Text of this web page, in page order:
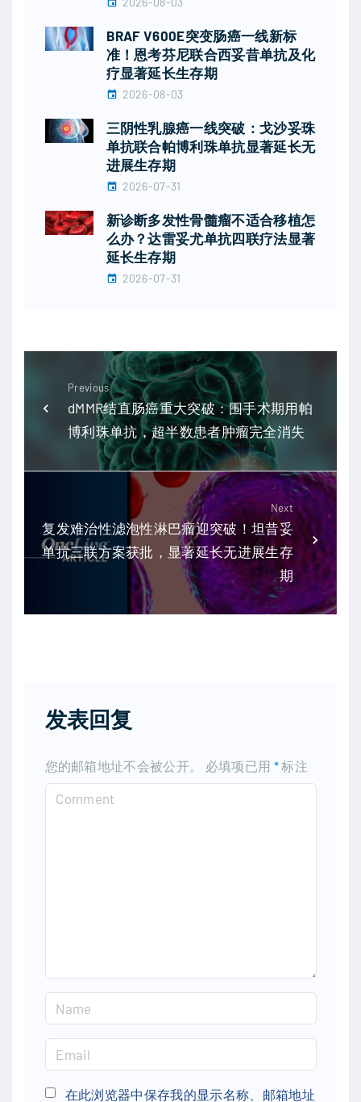
BRAF V600E突变肠癌一线新标
准！恩考芬尼联合西妥昔单抗及化
疗显著延长生存期
2026-08-03
三阴性乳腺癌一线突破：戈沙妥珠
单抗联合帕博利珠单抗显著延长无
进展生存期
2026-07-31
新诊断多发性骨髓瘤不适合移植怎
么办？达雷妥尤单抗四联疗法显著
延长生存期
2026-07-31
Previous
dMMR结直肠癌重大突破：围手术期用帕
博利珠单抗，超半数患者肿瘤完全消失
Next
复发难治性滤泡性淋巴瘤迎突破！坦昔妥
单抗三联方案获批，显著延长无进展生存
期
发表回复
您的邮箱地址不会被公开。 必填项已用 *标注
a
e
*
m
a
在此浏览器中保存我的显示名称、邮箱地址